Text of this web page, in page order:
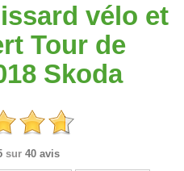
vélo et
Tour de
Skoda
sur 40 avis